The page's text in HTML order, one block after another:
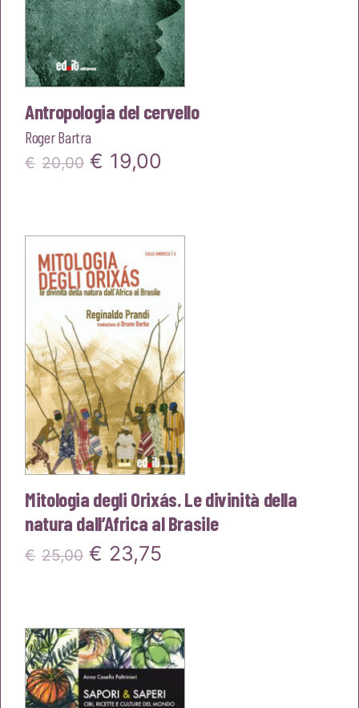
Antropologia del cervello
Roger Bartra
€ 20,00 Il
era:
€20,00.
€ 19,00
è:
Mitologia degli Orixás. Le divinità della
natura dall’Africa al Brasile
€ 25,00 Il
era:
€25,00.
€ 23,75
è:
€23,75.